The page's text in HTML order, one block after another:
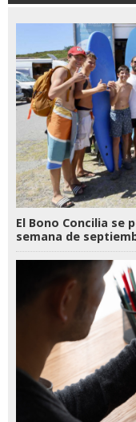
El Bono Concilia se
semana de